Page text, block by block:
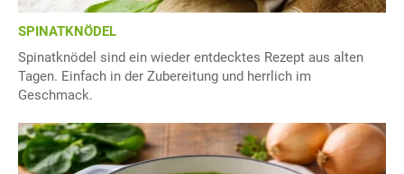
SPINATKNÖDEL
Spinatknödel sind ein wieder entdecktes Rezept aus alten
Tagen. Einfach in der Zubereitung und herrlich im
Geschmack.